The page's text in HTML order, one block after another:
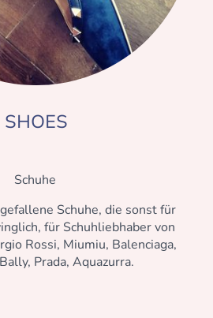
SHOES
Schuhe
Schuhe, die sonst für
für Schuhliebhaber von
Rossi, Miumiu, Balenciaga,
Prada, Aquazurra.